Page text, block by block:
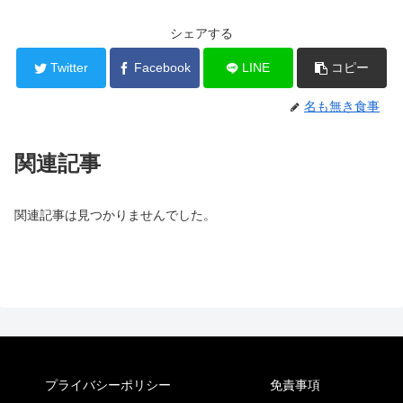
シェアする
Twitter Facebook LINE コピー
名も無き食事
関連記事
関連記事は見つかりませんでした。
プライバシーポリシー 免責事項